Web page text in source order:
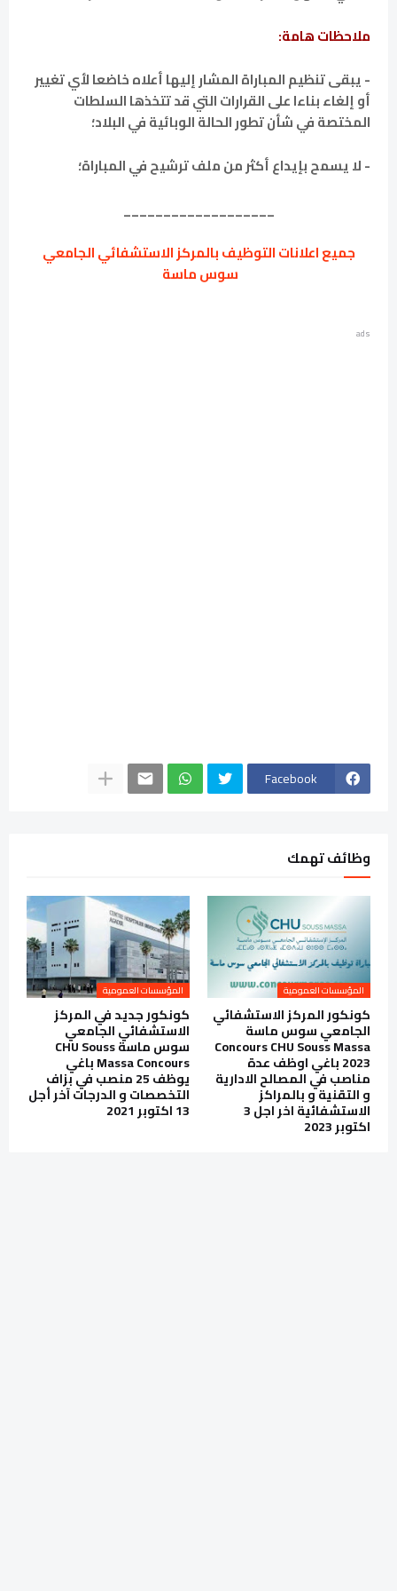
ملاحظات هامة:
- يبقى تنظيم المباراة المشار إليها أعلاه خاضعا لأي تغيير
أو إلغاء بناءا على القرارات التي قد تتخذها السلطات
المختصة في شأن تطور الحالة الوبائية في البلاد؛
- لا يسمح بإيداع أكثر من ملف ترشيح في المباراة؛
___________________
جميع اعلانات التوظيف بالمركز الاستشفائي الجامعي
سوس ماسة
ads
Facebook
وظائف تهمك
المؤسسات العمومية
كونكور المركز الاستشفائي
الجامعي سوس ماسة
Concours CHU Souss Massa
2023 باغي اوظف عدة
مناصب في المصالح الادارية
و التقنية و بالمراكز
الاستشفائية اخر اجل 3
اكتوبر 2023
المؤسسات العمومية
كونكور جديد في المركز
الاستشفائي الجامعي
سوس ماسة CHU Souss
Massa Concours باغي
يوظف 25 منصب في بزاف
التخصصات و الدرجات آخر أجل
13 اكتوبر 2021